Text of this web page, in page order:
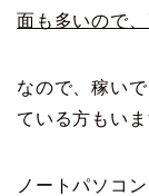
面も多いので
なので、稼い
ている方もいま
ノートパソコ